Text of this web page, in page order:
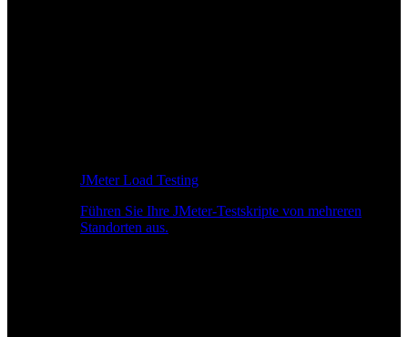
JMeter Load Testing
Führen Sie Ihre JMeter-Testskripte von mehreren
Standorten aus.